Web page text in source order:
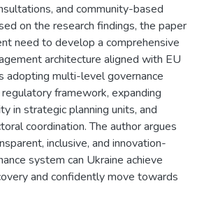
and community-based
on the research findings, the paper
need to develop a comprehensive
architecture aligned with EU
adopting multi-level governance
framework, expanding
in strategic planning units, and
coordination. The author argues
inclusive, and innovation-
system can Ukraine achieve
and confidently move towards